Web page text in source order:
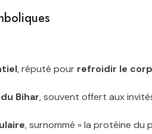
, réputé pour refroidir le
Bihar, souvent offert aux
, surnommé « la protéine du